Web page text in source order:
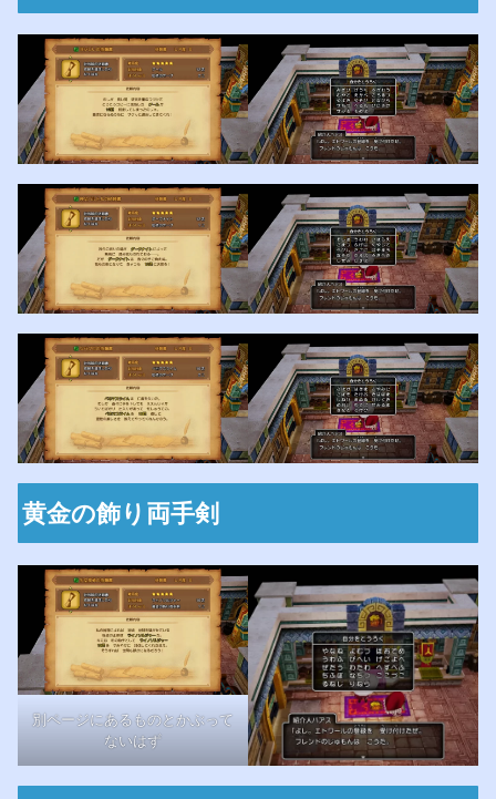
黄金の飾り両手剣
別ページにあるものとかぶって
ないはず